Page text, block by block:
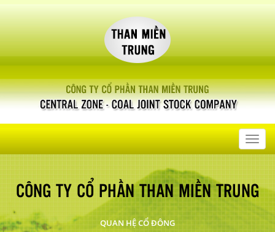
CÔNG TY CỔ PHẦN THAN MIỀN TRUNG
QUAN HỆ CỔ ĐÔNG